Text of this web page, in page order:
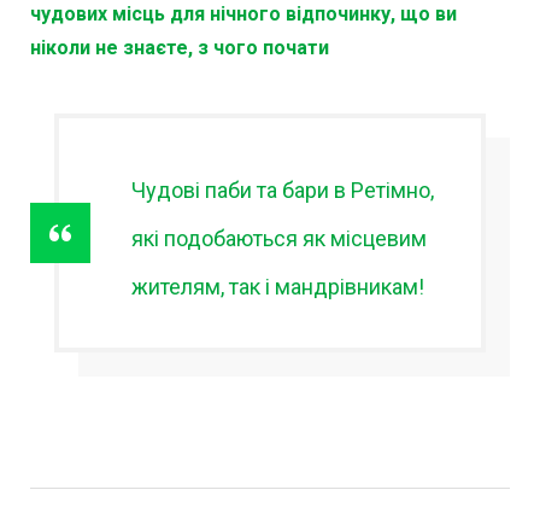
чудових місць для нічного відпочинку, що ви
ніколи не знаєте, з чого почати
Чудові паби та бари в Ретімно,
які подобаються як місцевим
жителям, так і мандрівникам!